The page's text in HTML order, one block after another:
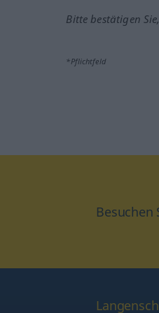
Bitte bestätigen
*Pflichtfeld
Besuchen